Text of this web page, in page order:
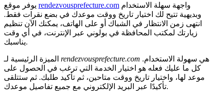
rendezvousprefecture.com
وبديهية تتيح لك اختيار تاريخ ووقت موعدك في بضع نقرات فقط.
انتهى زمن الانتظار في الشباك أو على الهاتف، يمكنك الآن تنظيم
زيارتك لمكتب المحافظة في بولوني عبر الإنترنت، في أي وقت
يناسبك.
rendezvousprefecture.com
كل ما عليك فعله هو اختيار الخدمة التي ترغب في الحصول على
موعد لها، واختيار تاريخ ووقت متاحين، ثم تأكيد طلبك. ثم ستتلقى
تأكيدًا عبر البريد الإلكتروني مع جميع تفاصيل موعدك.